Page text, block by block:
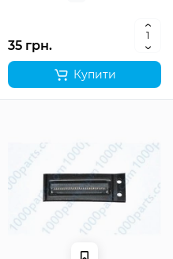
35 грн.
Купити